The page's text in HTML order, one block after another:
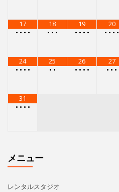
17
• • • •
18
• • •
19
• • • •
20
• • • •
24
• • • •
25
• •
26
• • • •
27
• • •
31
• • • •
メニュー
レンタルスタジオ